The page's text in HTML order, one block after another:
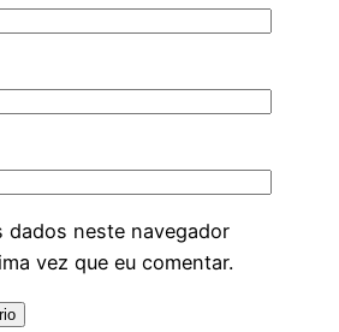
dados neste navegador
vez que eu comentar.